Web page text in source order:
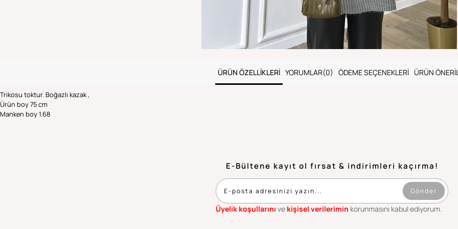
ÜRÜN ÖZELLIKLERI YORUMLAR(0) ÖDEME SEÇENEKLERI ÜRÜN
Trikosu toktur. Boğazlı kazak ,
Ürün boy 75 cm
Manken boy 1.68
E-Bültene kayıt ol fırsat & indirimleri kaçırma!
Gönder
Üyelik koşullarını ve kişisel verilerimin korunmasını kabul ediyorum.